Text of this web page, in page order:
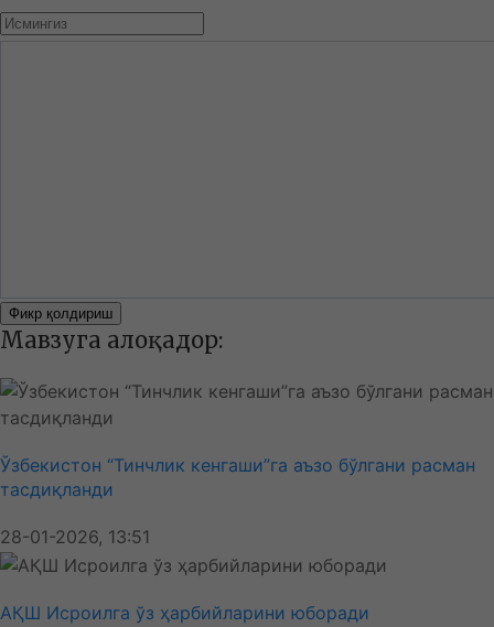
Фикр қолдириш
Мавзуга алоқадор:
Ўзбекистон “Тинчлик кенгаши”га аъзо бўлгани расман
тасдиқланди
28-01-2026, 13:51
АҚШ Исроилга ўз ҳарбийларини юборади